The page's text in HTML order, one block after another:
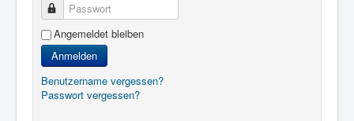
Passwort
Angemeldet bleiben
Anmelden
Benutzername vergessen?
Passwort vergessen?